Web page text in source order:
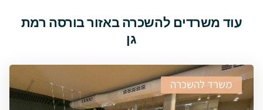
עוד משרדים להשכרה באזור בורסה רמת
גן
משרד להשכרה